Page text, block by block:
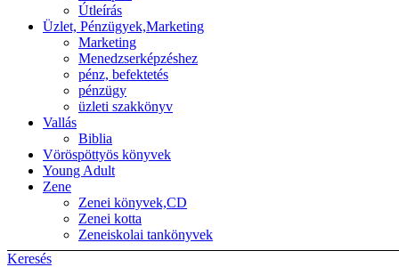
Keresés
Útleírás
Üzlet, Pénzügyek,Marketing
Marketing
Menedzserképzéshez
pénz, befektetés
pénzügy
üzleti szakkönyv
Vallás
Biblia
Vöröspöttyös könyvek
Young Adult
Zene
Zenei könyvek,CD
Zenei kotta
Zeneiskolai tankönyvek